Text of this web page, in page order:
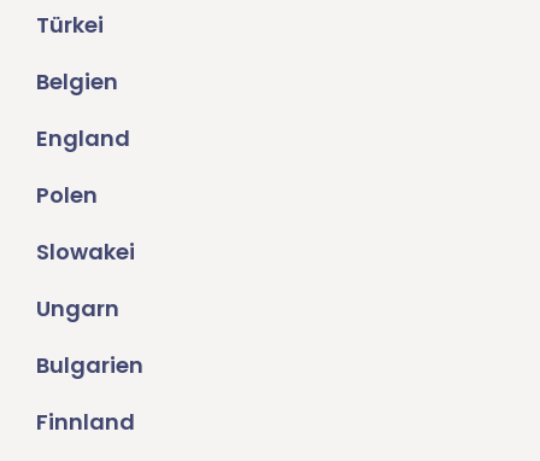
Türkei
Belgien
England
Polen
Slowakei
Ungarn
Bulgarien
Finnland